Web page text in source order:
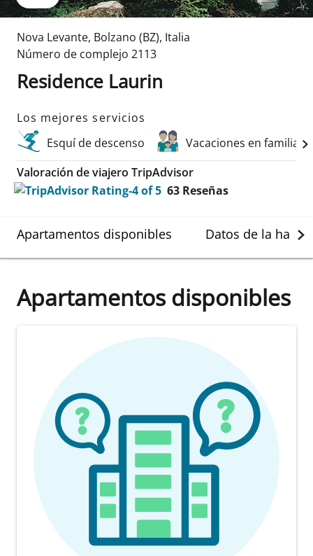
Nova Levante, Bolzano (BZ), Italia
Número de complejo 2113
Residence Laurin
Los mejores servicios
Esquí de descenso
Vacaciones en familia
Valoración de viajero TripAdvisor
63 Reseñas
Apartamentos disponibles Datos de la
Apartamentos disponibles